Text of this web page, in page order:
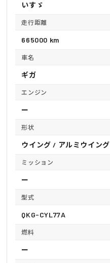
いすゞ
走行距離
665000 km
車名
ギガ
エンジン
ー
形状
ウイング / アルミウイング
ミッション
ー
型式
QKG-CYL77A
燃料
ー